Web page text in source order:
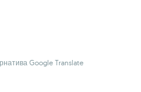
Google Translate